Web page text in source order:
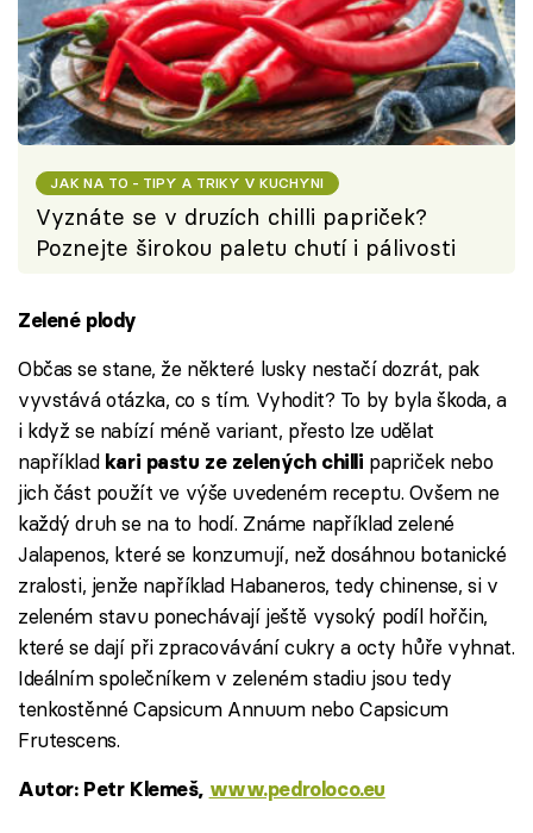
JAK NA TO - TIPY A TRIKY V KUCHYNI
Vyznáte se v druzích chilli papriček?
Poznejte širokou paletu chutí i pálivosti
Zelené plody
Občas se stane, že některé lusky nestačí dozrát, pak
vyvstává otázka, co s tím. Vyhodit? To by byla škoda, a
i když se nabízí méně variant, přesto lze udělat
například kari pastu ze zelených chilli papriček nebo
jich část použít ve výše uvedeném receptu. Ovšem ne
každý druh se na to hodí. Známe například zelené
Jalapenos, které se konzumují, než dosáhnou botanické
zralosti, jenže například Habaneros, tedy chinense, si v
zeleném stavu ponechávají ještě vysoký podíl hořčin,
které se dají při zpracovávání cukry a octy hůře vyhnat.
Ideálním společníkem v zeleném stadiu jsou tedy
tenkostěnné Capsicum Annuum nebo Capsicum
Frutescens.
Autor: Petr Klemeš, www.pedroloco.eu